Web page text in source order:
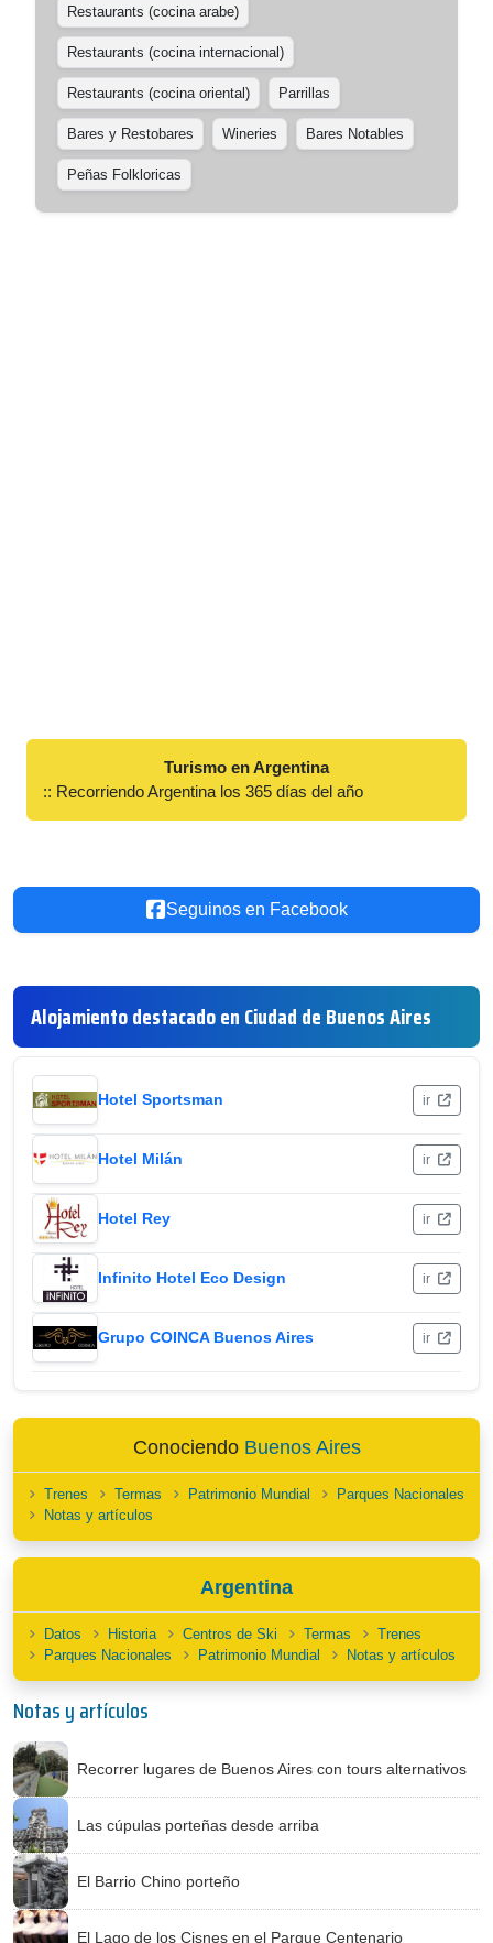
Restaurants (cocina arabe)
Restaurants (cocina internacional)
Restaurants (cocina oriental) Parrillas
Bares y Restobares Wineries Bares Notables
Peñas Folkloricas
Turismo en Argentina
:: Recorriendo Argentina los 365 días del año
Seguinos en Facebook
Alojamiento destacado en Ciudad de Buenos Aires
Hotel Sportsman ir
Hotel Milán ir
Hotel Rey ir
Infinito Hotel Eco Design ir
Grupo COINCA Buenos Aires ir
Conociendo Buenos Aires
Trenes Termas Patrimonio Mundial
Parques Nacionales
Notas y artículos
Argentina
Datos Historia Centros de Ski Termas
Trenes
Parques Nacionales
Patrimonio Mundial Notas y artículos
Notas y artículos
Recorrer lugares de Buenos Aires con tours alternativos
Las cúpulas porteñas desde arriba
El Barrio Chino porteño
El Lago de los Cisnes en el Parque Centenario